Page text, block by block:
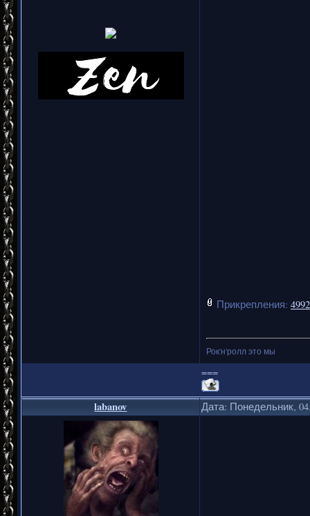
Прикрепления:
Рок'н'ролл это мы
===
labanov Дата: Понедельник,